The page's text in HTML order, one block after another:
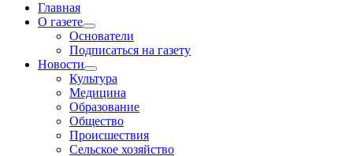
Главная
О газете
Основатели
Подписаться на газету
Новости
Культура
Медицина
Образование
Общество
Происшествия
Сельское хозяйство